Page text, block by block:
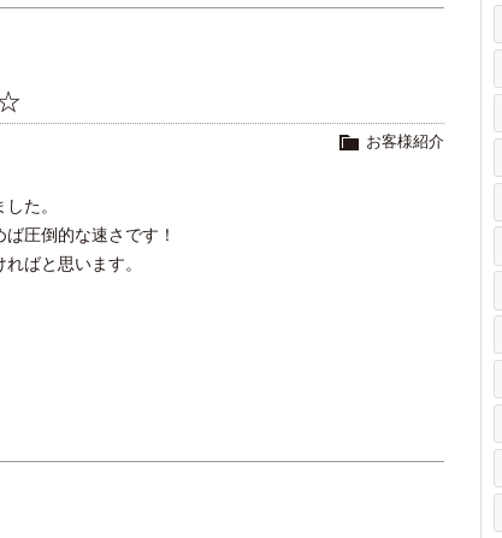
お客様紹介
た。
圧倒的な速さです！
ばと思います。